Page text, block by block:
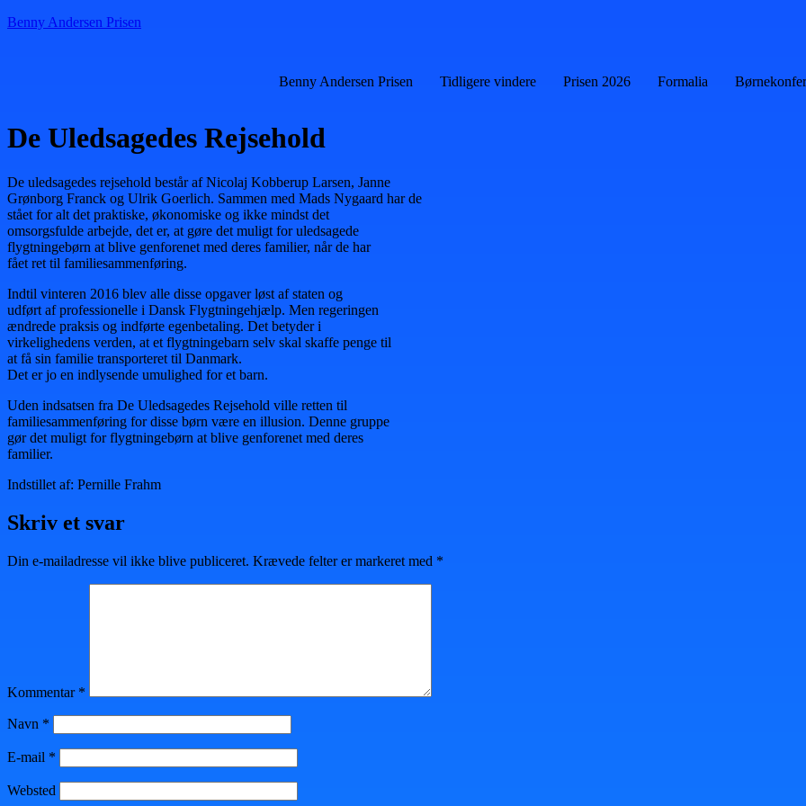
Benny Andersen Prisen
Benny Andersen Prisen Tidligere vindere Prisen 2026 Formalia
De Uledsagedes Rejsehold
De uledsagedes rejsehold består af Nicolaj Kobberup Larsen, Janne
Grønborg Franck og Ulrik Goerlich. Sammen med Mads Nygaard har de
stået for alt det praktiske, økonomiske og ikke mindst det
omsorgsfulde arbejde, det er, at gøre det muligt for uledsagede
flygtningebørn at blive genforenet med deres familier, når de har
fået ret til familiesammenføring.
Indtil vinteren 2016 blev alle disse opgaver løst af staten og
udført af professionelle i Dansk Flygtningehjælp. Men regeringen
ændrede praksis og indførte egenbetaling. Det betyder i
virkelighedens verden, at et flygtningebarn selv skal skaffe penge til
at få sin familie transporteret til Danmark.
Det er jo en indlysende umulighed for et barn.
Uden indsatsen fra De Uledsagedes Rejsehold ville retten til
familiesammenføring for disse børn være en illusion. Denne gruppe
gør det muligt for flygtningebørn at blive genforenet med deres
familier.
Indstillet af: Pernille Frahm
Skriv et svar
Din e-mailadresse vil ikke blive publiceret. Krævede felter er markeret med *
Kommentar *
Navn *
E-mail *
Websted